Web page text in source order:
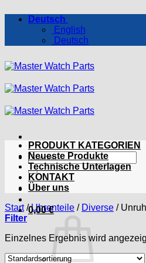
Inhalt
Deutsch
English
Deutsch
Suchen
nach:
0,00€
PRODUKT KATEGORIEN
Neueste Produkte
Technische Unterlagen
KONTAKT
Über uns
Start / Uhrenteile / Diverse /
Filter
Einzelnes Ergebnis wird